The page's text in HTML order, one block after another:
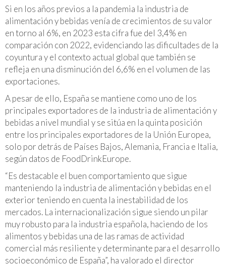
Si en los años previos a la pandemia la industria de
alimentación y bebidas venía de crecimientos de su valor
en torno al 6%, en 2023 esta cifra fue del 3,4% en
comparación con 2022, evidenciando las dificultades de la
coyuntura y el contexto actual global que también se
refleja en una disminución del 6,6% en el volumen de las
exportaciones.
A pesar de ello, España se mantiene como uno de los
principales exportadores de la industria de alimentación y
bebidas a nivel mundial y se sitúa en la quinta posición
entre los principales exportadores de la Unión Europea,
solo por detrás de Países Bajos, Alemania, Francia e Italia,
según datos de FoodDrinkEurope.
“Es destacable el buen comportamiento que sigue
manteniendo la industria de alimentación y bebidas en el
exterior teniendo en cuenta la inestabilidad de los
mercados. La internacionalización sigue siendo un pilar
muy robusto para la industria española, haciendo de los
alimentos y bebidas una de las ramas de actividad
comercial más resiliente y determinante para el desarrollo
socioeconómico de España”, ha valorado el director